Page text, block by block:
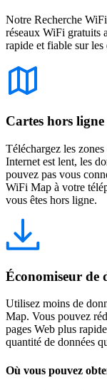
Notre Recherche
réseaux WiFi gratuits
rapide et fiable sur
Cartes hors ligne
Téléchargez les
Internet est lent, les
pouvez pas vous
WiFi Map à votre
vous êtes hors ligne.
Économiseur de
Utilisez moins de
Map. Vous pouvez
pages Web plus
quantité de données
Où vous pouvez